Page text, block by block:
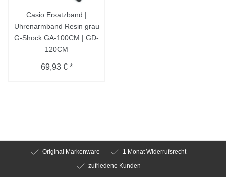
Casio Ersatzband |
Uhrenarmband Resin grau
G-Shock GA-100CM | GD-
120CM
69,93 € *
Original Markenware
1 Monat Widerrufsrecht
zufriedene Kunden